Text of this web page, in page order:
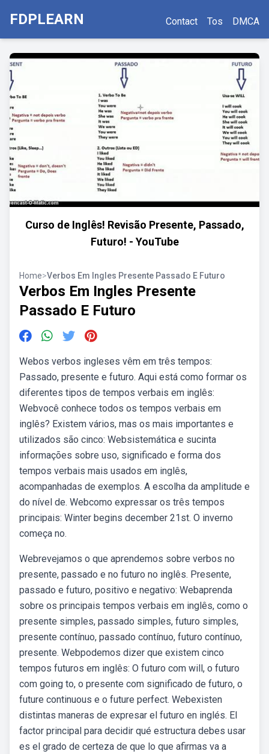
FDPLEARN Contact Tos DMCA
Curso de Inglês! Revisão Presente, Passado,
Futuro! - YouTube
Home>Verbos Em Ingles Presente Passado E Futuro
Verbos Em Ingles Presente
Passado E Futuro
Webos verbos ingleses vêm em três tempos:
Passado, presente e futuro. Aqui está como formar os
diferentes tipos de tempos verbais em inglês:
Webvocê conhece todos os tempos verbais em
inglês? Existem vários, mas os mais importantes e
utilizados são cinco: Websistemática e sucinta
informações sobre uso, significado e forma dos
tempos verbais mais usados em inglês,
acompanhadas de exemplos. A escolha da amplitude e
do nível de. Webcomo expressar os três tempos
principais: Winter begins december 21st. O inverno
começa no.
Webrevejamos o que aprendemos sobre verbos no
presente, passado e no futuro no inglês. Presente,
passado e futuro, positivo e negativo: Webaprenda
sobre os principais tempos verbais em inglês, como o
presente simples, passado simples, futuro simples,
presente contínuo, passado contínuo, futuro contínuo,
presente. Webpodemos dizer que existem cinco
tempos futuros em inglês: O futuro com will, o futuro
com going to, o presente com significado de futuro, o
future continuous e o future perfect. Webexisten
distintas maneras de expresar el futuro en inglés. El
factor principal para decidir qué estructura debes usar
es el grado de certeza de que lo que afirmas va a